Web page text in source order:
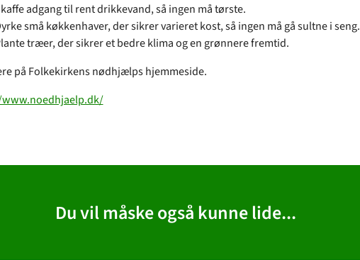
adgang til rent drikkevand, så ingen må tørste.
små køkkenhaver, der sikrer varieret kost, så ingen må gå sultne i seng.
træer, der sikrer et bedre klima og en grønnere fremtid.
på Folkekirkens nødhjælps hjemmeside.
Du vil måske også kunne lide...